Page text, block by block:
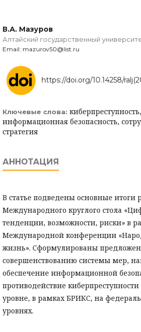
В.А. Мазуров
Алтайский государственный
Email: mazurov50@list.ru
https://doi.org/10.14258/
Ключевые слова:
информационная безопасность,
стратегия
АННОТАЦИЯ
В статье подведены основные итоги
Международного круглого стола
тенденции, возможности, риски» в
Международной конференции
жизнь». Сформулированы
совершенствованию системы мер,
обеспечение информационной
противодействие
уровне, в рамках БРИКС, на
уровнях.